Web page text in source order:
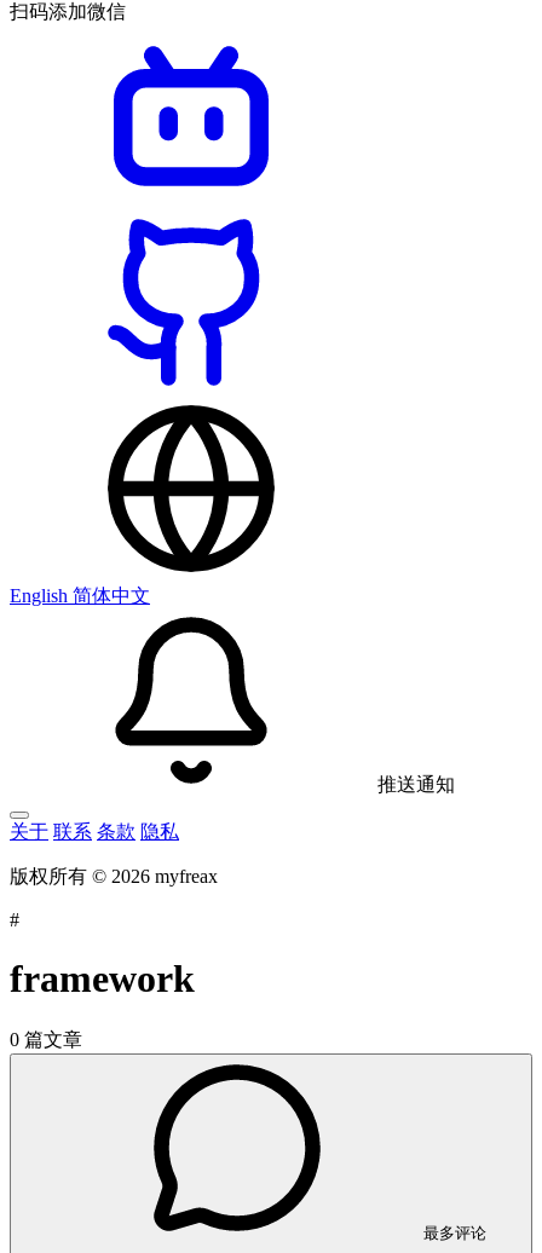
扫码添加微信
English 简体中文
推送通知
关于 联系 条款 隐私
版权所有 © 2026 myfreax
#
framework
0 篇文章
最多评论